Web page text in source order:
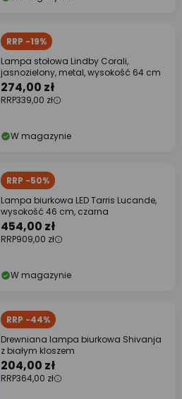
RRP -19%
Lampa stołowa Lindby Corali,
jasnozielony, metal, wysokość 64 cm
274,00 zł
RRP339,00 zł
W magazynie
RRP -50%
Lampa biurkowa LED Tarris Lucande,
wysokość 46 cm, czarna
454,00 zł
RRP909,00 zł
W magazynie
RRP -44%
Drewniana lampa biurkowa Shivanja
z białym kloszem
204,00 zł
RRP364,00 zł